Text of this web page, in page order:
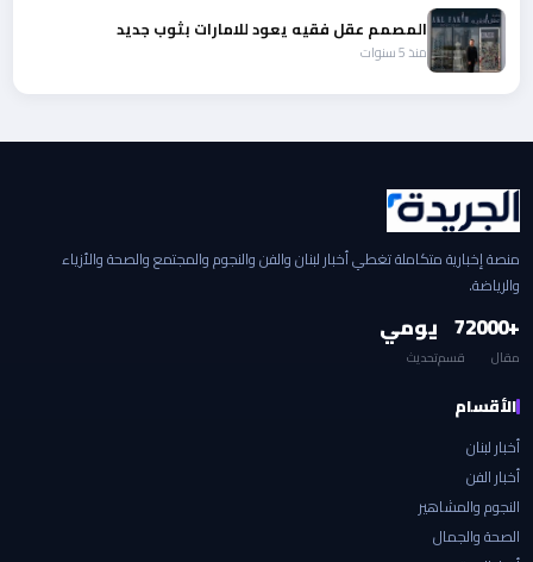
المصمم عقل فقيه يعود للامارات بثوب جديد
منذ 5 سنوات
منصة إخبارية متكاملة تغطي أخبار لبنان والفن والنجوم والمجتمع والصحة والأزياء
والرياضة.
+2000
مقال
7
قسم
يومي
تحديث
الأقسام
أخبار لبنان
أخبار الفن
النجوم والمشاهير
الصحة والجمال